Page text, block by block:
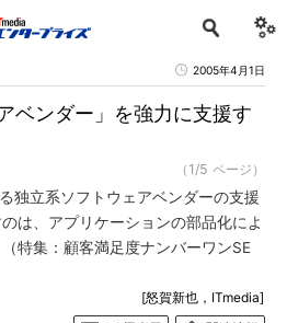
2005年4月1日
ベンダー」を強力に支援す
（1/5 ページ）
独立系ソフトウェアベンダーの支援
は、アプリケーションの部品化によ
特集：顧客満足度ナンバーワンSE
[怒賀新也，ITmedia]